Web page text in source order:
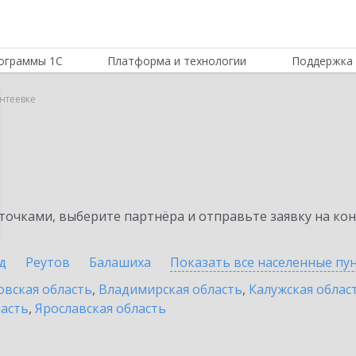
1С Платформа и технологии Поддержка
выберите партнёра и отправьте заявку на
Реутов Балашиха Показать все населенные
область, Владимирская область, Калужская
, Ярославская область